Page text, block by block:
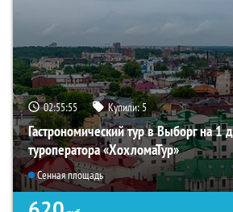
02:55:53 Купили:5
Гастрономический тур в Выборг на 1
туроператора «ХохломаТур»
Сенная площадь